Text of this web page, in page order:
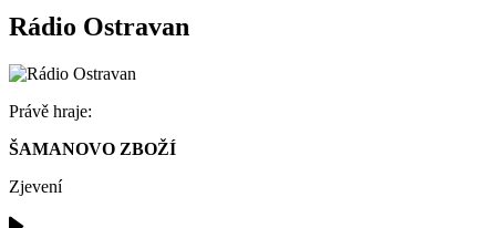
Rádio Ostravan
Právě hraje:
ŠAMANOVO ZBOŽÍ
Zjevení